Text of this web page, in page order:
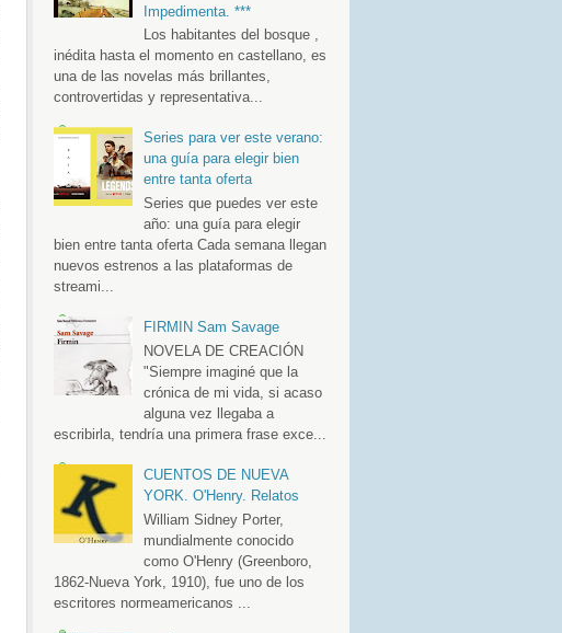
Impedimenta. ***
Los habitantes del bosque ,
inédita hasta el momento en castellano, es
una de las novelas más brillantes,
controvertidas y representativa...
Series para ver este verano:
una guía para elegir bien
entre tanta oferta
Series que puedes ver este
año: una guía para elegir
bien entre tanta oferta Cada semana llegan
nuevos estrenos a las plataformas de
streami...
FIRMIN Sam Savage
NOVELA DE CREACIÓN
"Siempre imaginé que la
crónica de mi vida, si acaso
alguna vez llegaba a
escribirla, tendría una primera frase exce...
CUENTOS DE NUEVA
YORK. O'Henry. Relatos
William Sidney Porter,
mundialmente conocido
como O'Henry (Greenboro,
1862-Nueva York, 1910), fue uno de los
escritores normeamericanos ...